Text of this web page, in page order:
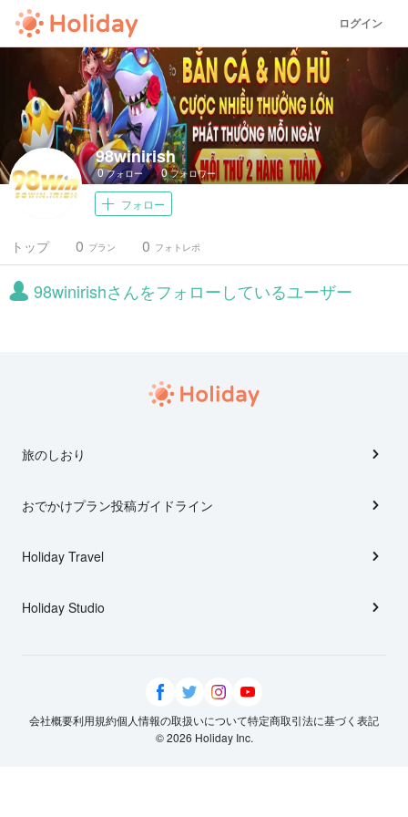
ログイン
98winirish
0フォロー 0フォロワー
フォロー
トップ プラン
0 フォトレポ
0
98winirishさんをフォローしているユーザー
旅のしおり
おでかけプラン投稿ガイドライン
Holiday Travel
Holiday Studio
会社概要利用規約個人情報の取扱いについて特定商取引法に基づく表記
© 2026 Holiday Inc.